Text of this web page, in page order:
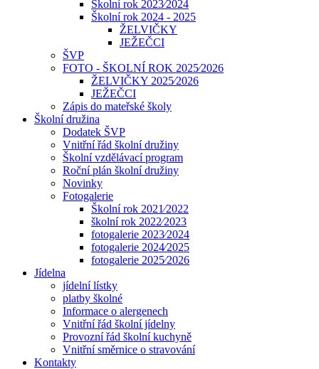
Školní rok 2023⁄2024
Školní rok 2024 - 2025
ŽELVIČKY
JEŽEČCI
ŠVP
FOTO - ŠKOLNÍ ROK 2025⁄2026
ŽELVIČKY 2025⁄2026
JEŽEČCI
Zápis do mateřské školy
Školní družina
Dodatek ŠVP
Vnitřní řád školní družiny
Školní vzdělávací program
Roční plán školní družiny
Novinky
Fotogalerie
Školní rok 2021⁄2022
školní rok 2022⁄2023
fotogalerie 2023⁄2024
fotogalerie 2024⁄2025
fotogalerie 2025⁄2026
Jídelna
jídelní lístky
platby školné
Informace o alergenech
Vnitřní řád školní jídelny
Provozní řád školní kuchyně
Vnitřní směrnice o stravování
Kontakty